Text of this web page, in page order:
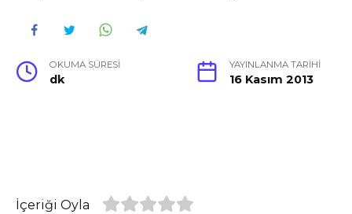
OKUMA SÜRESI
dk
YAYINLANMA TARIHI
16 Kasım 2013
İçeriği Oyla